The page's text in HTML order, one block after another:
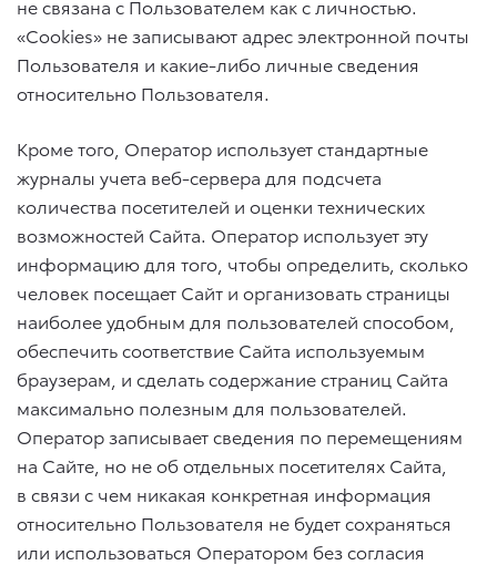
не связана с Пользователем как с личностью.
«Cookies» не записывают адрес электронной почты
Пользователя и какие-либо личные сведения
относительно Пользователя.
Кроме того, Оператор использует стандартные
журналы учета веб-сервера для подсчета
количества посетителей и оценки технических
возможностей Сайта. Оператор использует эту
информацию для того, чтобы определить, сколько
человек посещает Сайт и организовать страницы
наиболее удобным для пользователей способом,
обеспечить соответствие Сайта используемым
браузерам, и сделать содержание страниц Сайта
максимально полезным для пользователей.
Оператор записывает сведения по перемещениям
на Сайте, но не об отдельных посетителях Сайта,
в связи с чем никакая конкретная информация
относительно Пользователя не будет сохраняться
или использоваться Оператором без согласия